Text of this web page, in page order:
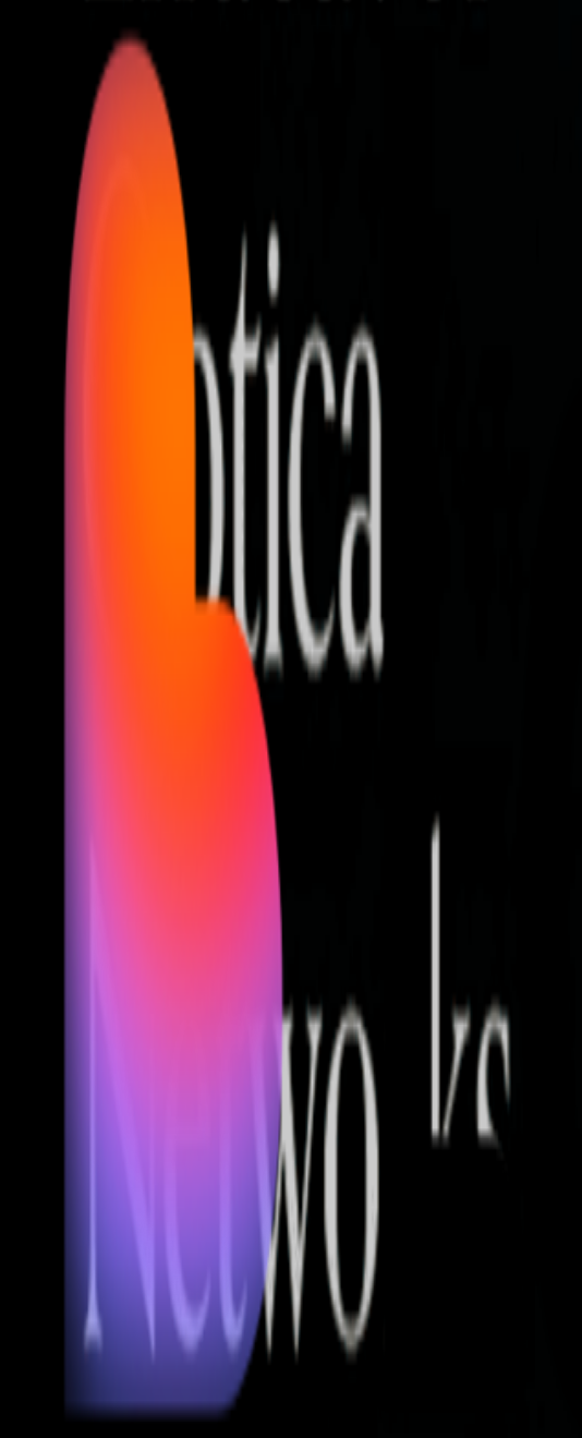
AT PARTNERSが提供するファンド・オブ・ファンズを活用した
オープンイノベーション活動のフロー
詳しく見る
AT PARTNERS3つの強み